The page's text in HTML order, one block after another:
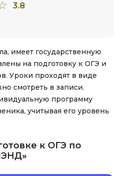
3.8
имеет государственную
на подготовку к ОГЭ и
Уроки проходят в виде
смотреть в записи.
программу
учитывая его уровень
к ОГЭ по